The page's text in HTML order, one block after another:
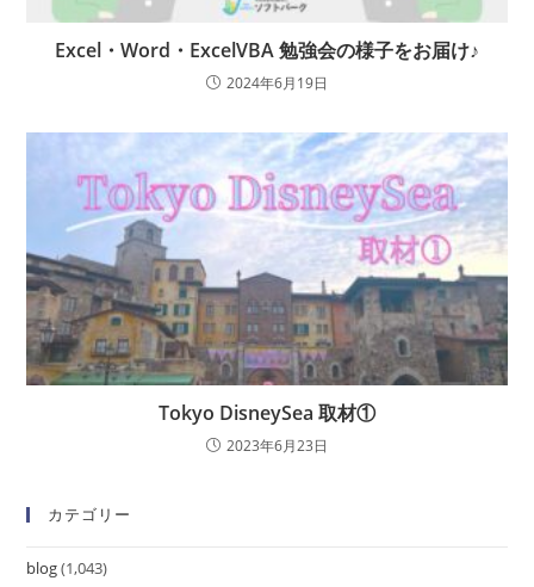
Excel・Word・ExcelVBA 勉強会の様子をお届け♪
2024年6月19日
Tokyo DisneySea 取材①
2023年6月23日
カテゴリー
blog(1,043)